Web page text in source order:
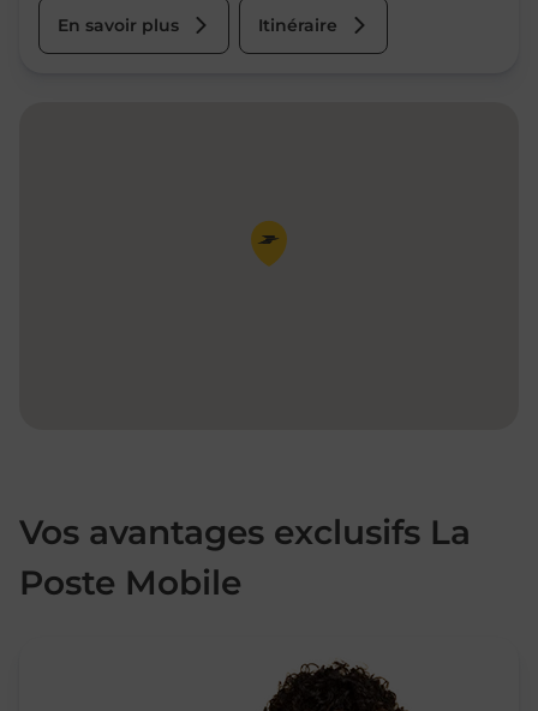
En savoir plus Itinéraire
Pin de la carte
Vos avantages exclusifs La
Poste Mobile